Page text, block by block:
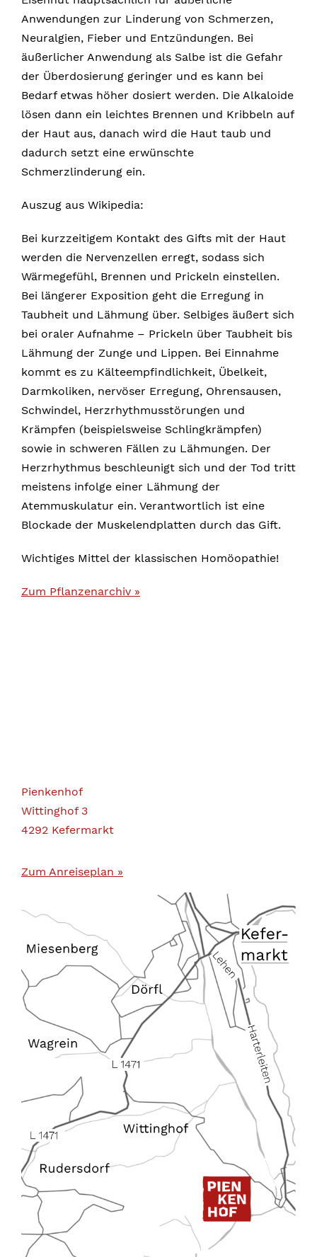
Anwendungen zur Linderung von Schmerzen,
Neuralgien, Fieber und Entzündungen. Bei
äußerlicher Anwendung als Salbe ist die Gefahr
der Überdosierung geringer und es kann bei
Bedarf etwas höher dosiert werden. Die Alkaloide
lösen dann ein leichtes Brennen und Kribbeln auf
der Haut aus, danach wird die Haut taub und
dadurch setzt eine erwünschte
Schmerzlinderung ein.
Auszug aus Wikipedia:
Bei kurzzeitigem Kontakt des Gifts mit der Haut
werden die Nervenzellen erregt, sodass sich
Wärmegefühl, Brennen und Prickeln einstellen.
Bei längerer Exposition geht die Erregung in
Taubheit und Lähmung über. Selbiges äußert sich
bei oraler Aufnahme – Prickeln über Taubheit bis
Lähmung der Zunge und Lippen. Bei Einnahme
kommt es zu Kälteempfindlichkeit, Übelkeit,
Darmkoliken, nervöser Erregung, Ohrensausen,
Schwindel, Herzrhythmusstörungen und
Krämpfen (beispielsweise Schlingkrämpfen)
sowie in schweren Fällen zu Lähmungen. Der
Herzrhythmus beschleunigt sich und der Tod tritt
meistens infolge einer Lähmung der
Atemmuskulatur ein. Verantwortlich ist eine
Blockade der Muskelendplatten durch das Gift.
Wichtiges Mittel der klassischen Homöopathie!
Zum Pflanzenarchiv »
Pienkenhof
Wittinghof 3
4292 Kefermarkt
Zum Anreiseplan »